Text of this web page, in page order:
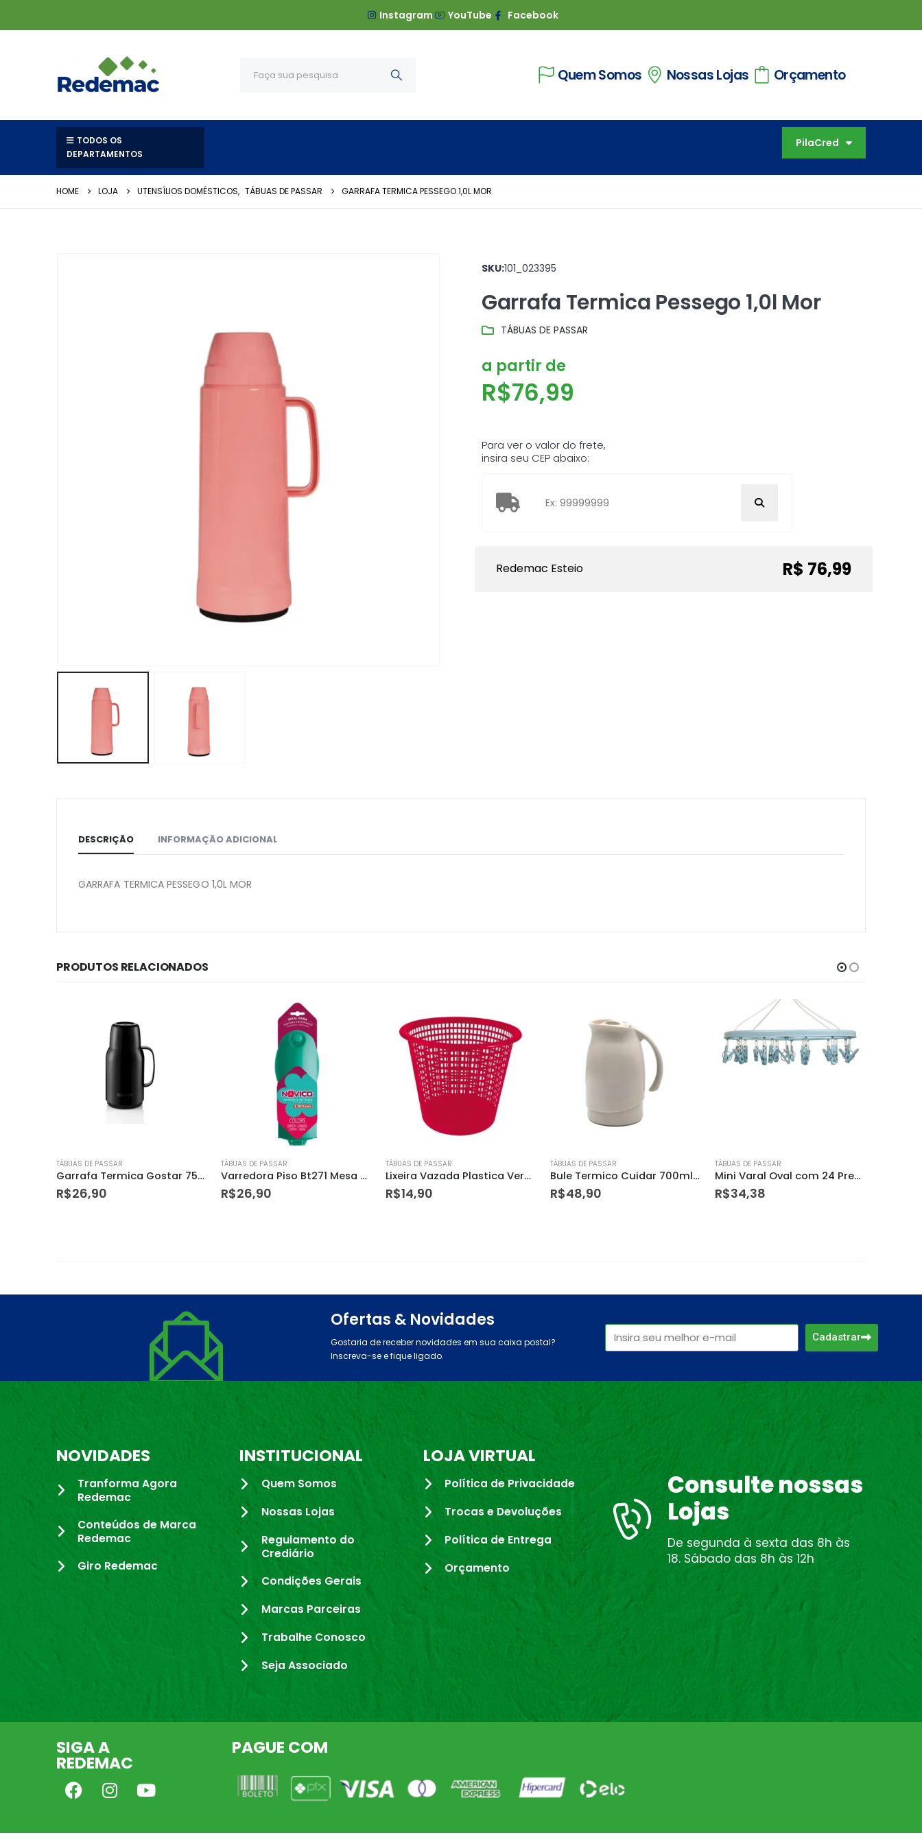
Instagram YouTube Facebook
Quem Somos Nossas Lojas Orçamento
TODOS OS
DEPARTAMENTOS
PilaCred
HOME LOJA UTENSÍLIOS DOMÉSTICOS, TÁBUAS DE PASSAR GARRAFA TERMICA PESSEGO 1,0L MOR
SKU:101_023395
Garrafa Termica Pessego 1,0l Mor
TÁBUAS DE PASSAR
a partir de
R$76,99
Para ver o valor do frete,
insira seu CEP abaixo:
Redemac Esteio R$ 76,99
DESCRIÇÃO INFORMAÇÃO ADICIONAL
GARRAFA TERMICA PESSEGO 1,0L MOR
PRODUTOS RELACIONADOS
TÁBUAS DE PASSAR
Garrafa Termica Gostar 750ml Sr1017/1 Sanremo
R$26,90
TÁBUAS DE PASSAR
Varredora Piso Bt271 Mesa Plast Bettanin
R$26,90
TÁBUAS DE PASSAR
Lixeira Vazada Plastica Vermelho 5l Mor
R$14,90
TÁBUAS DE PASSAR
Bule Termico Cuidar 700ml Sr1011/4 Sanremo
R$48,90
TÁBUAS DE PASSAR
Mini Varal Oval com 24 Prendedores
R$34,38
Ofertas & Novidades
Gostaria de receber novidades em sua caixa postal?
Inscreva-se e fique ligado.
Cadastrar
NOVIDADES
Tranforma Agora
Redemac
Conteúdos de Marca
Redemac
Giro Redemac
INSTITUCIONAL
Quem Somos
Nossas Lojas
Regulamento do
Crediário
Condições Gerais
Marcas Parceiras
Trabalhe Conosco
Seja Associado
LOJA VIRTUAL
Política de Privacidade
Trocas e Devoluções
Política de Entrega
Orçamento
Consulte nossas
Lojas
De segunda à sexta das 8h às
18. Sábado das 8h às 12h
SIGA A
REDEMAC
PAGUE COM